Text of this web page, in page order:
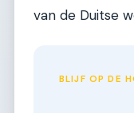
van de Duitse
BLIJF OP DE